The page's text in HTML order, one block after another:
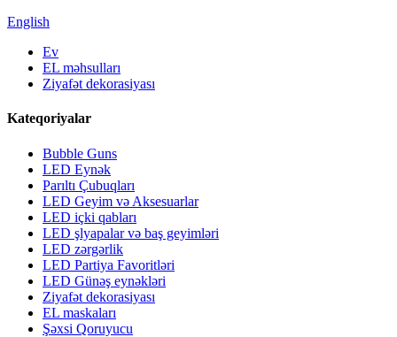
English
Ev
EL məhsulları
Ziyafət dekorasiyası
Kateqoriyalar
Bubble Guns
LED Eynək
Parıltı Çubuqları
LED Geyim və Aksesuarlar
LED içki qabları
LED şlyapalar və baş geyimləri
LED zərgərlik
LED Partiya Favoritləri
LED Günəş eynəkləri
Ziyafət dekorasiyası
EL maskaları
Şəxsi Qoruyucu